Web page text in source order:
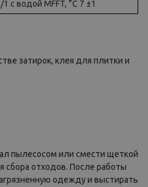
с водой MFFT, °C 7 ±1
затирок, клея для плитки и
пылесосом или смести щеткой
сбора отходов. После работы
одежду и выстирать